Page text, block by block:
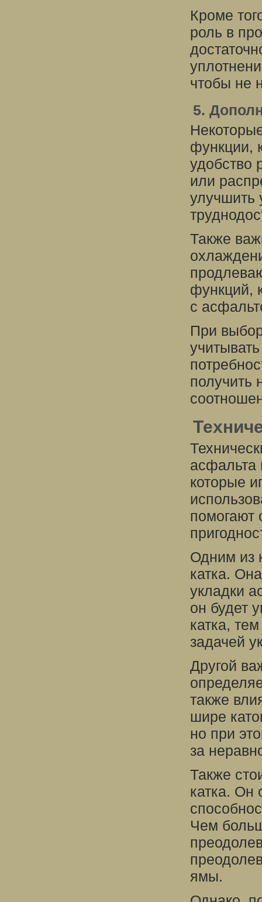
Кроме
роль в
чтобы не
5.
функции,
удобство
или
улучшить
Также
функций,
с
При
получить
асфальта
которые
помогают
Одним из
катка.
укладки
он будет
катка,
задачей
Другой
также
шире
но при
за
Также
катка. Он
Чем
ямы.